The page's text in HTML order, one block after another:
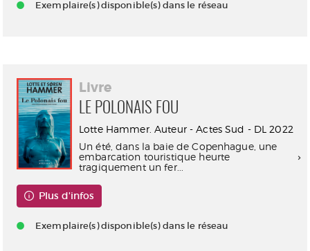
Exemplaire(s) disponible(s) dans le réseau
Livre
LE POLONAIS FOU
Lotte Hammer. Auteur - Actes Sud - DL 2022
Un été, dans la baie de Copenhague, une
embarcation touristique heurte
tragiquement un fer...
Plus d'infos
Exemplaire(s) disponible(s) dans le réseau